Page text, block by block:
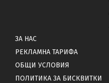
ЗА НАС
РЕКЛАМНА ТАРИФА
ОБЩИ УСЛОВИЯ
ПОЛИТИКА ЗА БИСКВИТКИ